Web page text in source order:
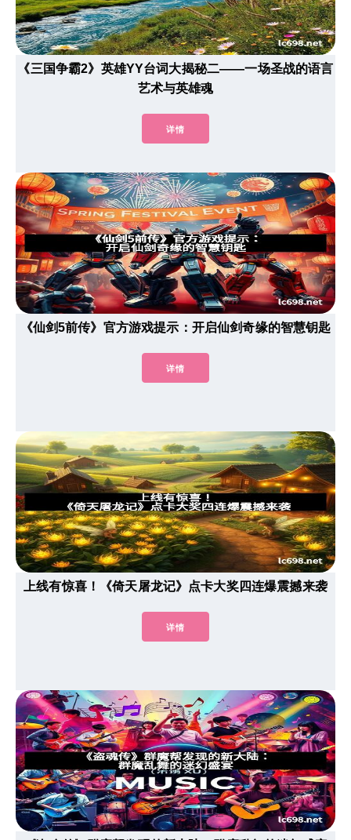
《三国争霸2》英雄YY台词大揭秘二——一场圣战的语言
艺术与英雄魂
详情
《仙剑5前传》官方游戏提示：开启仙剑奇缘的智慧钥匙
详情
上线有惊喜！《倚天屠龙记》点卡大奖四连爆震撼来袭
详情